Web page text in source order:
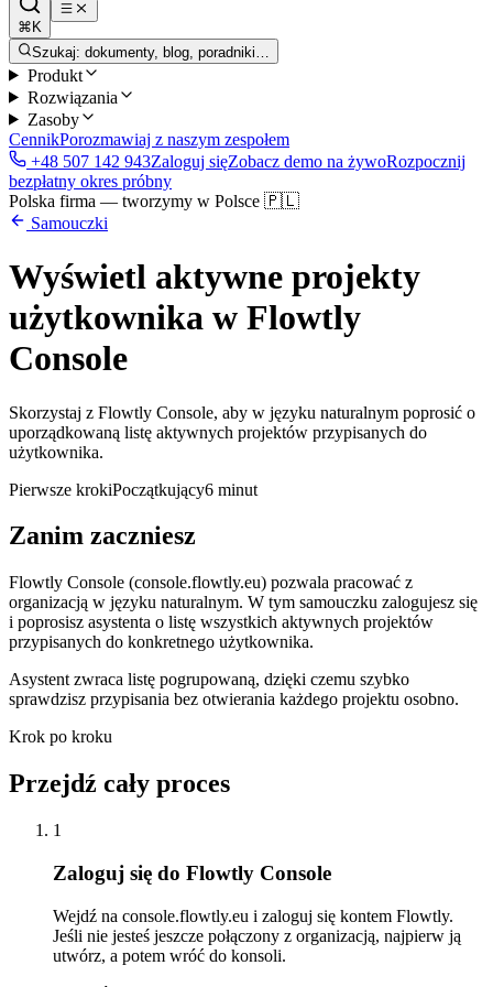
⌘K
Szukaj: dokumenty, blog, poradniki…
Produkt
Rozwiązania
Zasoby
CennikPorozmawiaj z naszym zespołem
+48 507 142 943Zaloguj sięZobacz demo na żywoRozpocznij
bezpłatny okres próbny
Polska firma — tworzymy w Polsce 🇵🇱
Samouczki
Wyświetl aktywne projekty
użytkownika w Flowtly
Console
Skorzystaj z Flowtly Console, aby w języku naturalnym poprosić o
uporządkowaną listę aktywnych projektów przypisanych do
użytkownika.
Pierwsze krokiPoczątkujący6 minut
Zanim zaczniesz
Flowtly Console (console.flowtly.eu) pozwala pracować z
organizacją w języku naturalnym. W tym samouczku zalogujesz się
i poprosisz asystenta o listę wszystkich aktywnych projektów
przypisanych do konkretnego użytkownika.
Asystent zwraca listę pogrupowaną, dzięki czemu szybko
sprawdzisz przypisania bez otwierania każdego projektu osobno.
Krok po kroku
Przejdź cały proces
1
Zaloguj się do Flowtly Console
Wejdź na console.flowtly.eu i zaloguj się kontem Flowtly.
Jeśli nie jesteś jeszcze połączony z organizacją, najpierw ją
utwórz, a potem wróć do konsoli.